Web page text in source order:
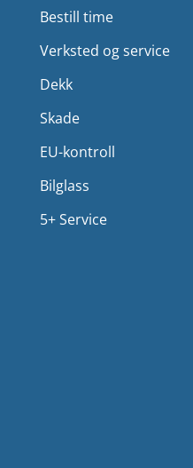
Bestill time
Verksted og service
Dekk
Skade
EU-kontroll
Bilglass
5+ Service